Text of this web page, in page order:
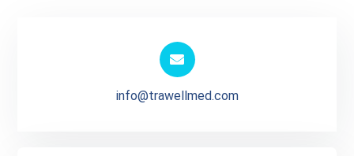
info@trawellmed.com